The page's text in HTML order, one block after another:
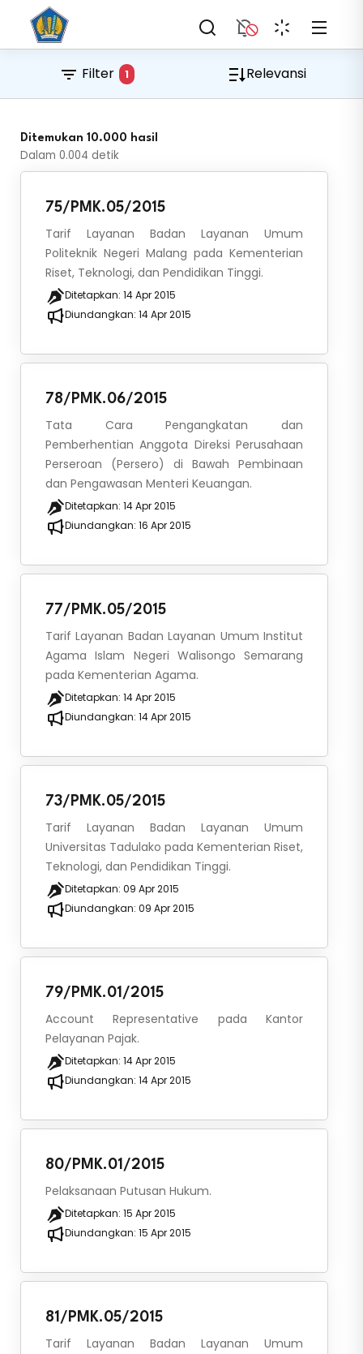
Filter 1 Relevansi
Ditemukan 10.000 hasil
Dalam 0.004 detik
75/PMK.05/2015
Tarif Layanan Badan Layanan Umum
Politeknik Negeri Malang pada Kementerian
Riset, Teknologi, dan Pendidikan Tinggi.
Ditetapkan: 14 Apr 2015
Diundangkan: 14 Apr 2015
78/PMK.06/2015
Tata Cara Pengangkatan dan
Pemberhentian Anggota Direksi Perusahaan
Perseroan (Persero) di Bawah Pembinaan
dan Pengawasan Menteri Keuangan.
Ditetapkan: 14 Apr 2015
Diundangkan: 16 Apr 2015
77/PMK.05/2015
Tarif Layanan Badan Layanan Umum Institut
Agama Islam Negeri Walisongo Semarang
pada Kementerian Agama.
Ditetapkan: 14 Apr 2015
Diundangkan: 14 Apr 2015
73/PMK.05/2015
Tarif Layanan Badan Layanan Umum
Universitas Tadulako pada Kementerian Riset,
Teknologi, dan Pendidikan Tinggi.
Ditetapkan: 09 Apr 2015
Diundangkan: 09 Apr 2015
79/PMK.01/2015
Account Representative pada Kantor
Pelayanan Pajak.
Ditetapkan: 14 Apr 2015
Diundangkan: 14 Apr 2015
80/PMK.01/2015
Pelaksanaan Putusan Hukum.
Ditetapkan: 15 Apr 2015
Diundangkan: 15 Apr 2015
81/PMK.05/2015
Tarif Layanan Badan Layanan Umum